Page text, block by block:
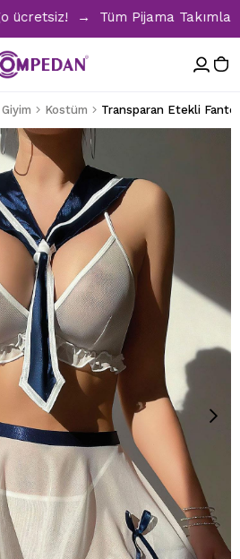
→ Tüm Pijama
Kostüm Transparan Etekli